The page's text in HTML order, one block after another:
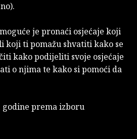
je pronaći osjećaje koji
koji ti pomažu shvatiti kako se
kako podijeliti svoje osjećaje
o njima te kako si pomoći da
prema izboru